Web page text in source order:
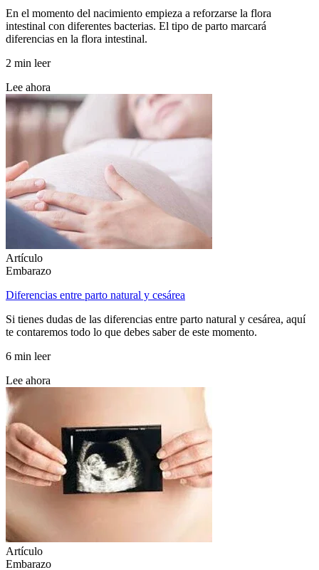
En el momento del nacimiento empieza a reforzarse la flora
intestinal con diferentes bacterias. El tipo de parto marcará
diferencias en la flora intestinal.
2 min leer
Lee ahora
Artículo
Embarazo
Diferencias entre parto natural y cesárea
Si tienes dudas de las diferencias entre parto natural y cesárea, aquí
te contaremos todo lo que debes saber de este momento.
6 min leer
Lee ahora
Artículo
Embarazo